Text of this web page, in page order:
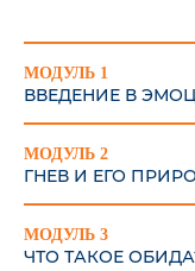
МОДУЛЬ 1
ВВЕДЕНИЕ В
МОДУЛЬ 2
ГНЕВ И ЕГО
МОДУЛЬ 3
ЧТО ТАКОЕ